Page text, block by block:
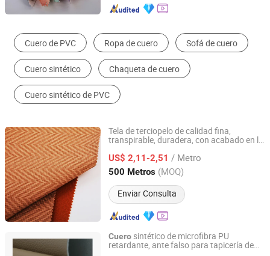
Cuero Sintético Hoja de plástico, tablero y panel
Tejido de poliéster Tela no tejida hilada
Cuero Genuino Tela Compuesta
Tela de terciopelo de calidad fina,
transpirable, duradera, con acabado en la
US$ 2,11-2,51 / Metro
500 Metros (MOQ)
Enviar Consulta
Zhejiang Minfeng Chemistry Co., Ltd
Zhejiang, China Desde 2026
Cuerosintético de microfibra PU
retardante, ante falso para tapicería de
Ningbo Bridge Synthetic Leather Co., Ltd.